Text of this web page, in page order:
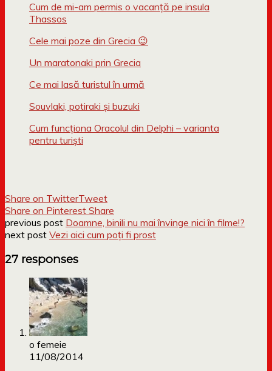
Cum de mi-am permis o vacanță pe insula
Thassos
Cele mai poze din Grecia 😉
Un maratonaki prin Grecia
Ce mai lasă turistul în urmă
Souvlaki, potiraki și buzuki
Cum funcționa Oracolul din Delphi – varianta
pentru turiști
Share on TwitterTweet
Share on Pinterest Share
previous post Doamne, binili nu mai învinge nici în filme!?
next post Vezi aici cum poți fi prost
27 responses
o femeie
11/08/2014